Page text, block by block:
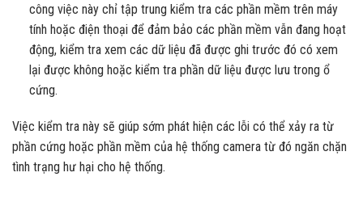
công việc này chỉ tập trung kiểm tra các phần mềm trên máy
tính hoặc điện thoại để đảm bảo các phần mềm vẫn đang hoạt
động, kiểm tra xem các dữ liệu đã được ghi trước đó có xem
lại được không hoặc kiểm tra phần dữ liệu được lưu trong ổ
cứng.
Việc kiểm tra này sẽ giúp sớm phát hiện các lỗi có thể xảy ra từ
phần cứng hoặc phần mềm của hệ thống camera từ đó ngăn chặn
tình trạng hư hại cho hệ thống.